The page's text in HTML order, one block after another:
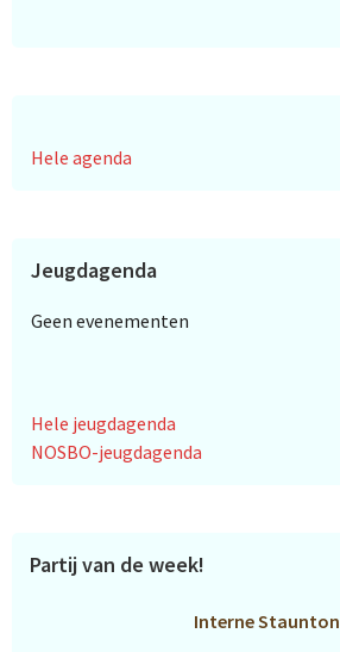
Hele agenda
Jeugdagenda
Geen evenementen
Hele jeugdagenda
NOSBO-jeugdagenda
Partij van de week!
Interne Staunton